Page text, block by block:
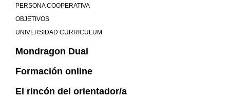
PERSONA COOPERATIVA
OBJETIVOS
UNIVERSIDAD CURRICULUM
Mondragon Dual
Formación online
El rincón del orientador/a